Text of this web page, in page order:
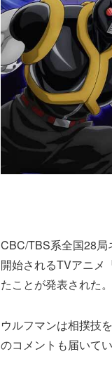
CBC/TBS系全国28
開始されるTVアニメ
たことが発表された。
ウルフマンは相撲技
のコメントも届いてい